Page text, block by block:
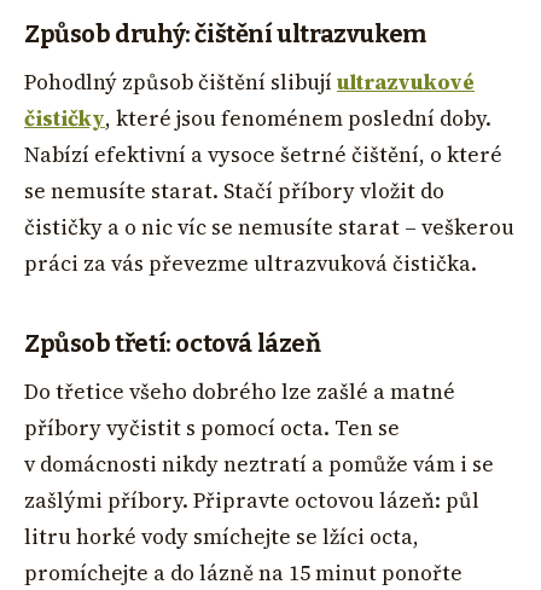
Způsob druhý: čištění ultrazvukem
Pohodlný způsob čištění slibují ultrazvukové
čističky, které jsou fenoménem poslední doby.
Nabízí efektivní a vysoce šetrné čištění, o které
se nemusíte starat. Stačí příbory vložit do
čističky a o nic víc se nemusíte starat – veškerou
práci za vás převezme ultrazvuková čistička.
Způsob třetí: octová lázeň
Do třetice všeho dobrého lze zašlé a matné
příbory vyčistit s pomocí octa. Ten se
v domácnosti nikdy neztratí a pomůže vám i se
zašlými příbory. Připravte octovou lázeň: půl
litru horké vody smíchejte se lžíci octa,
promíchejte a do lázně na 15 minut ponořte